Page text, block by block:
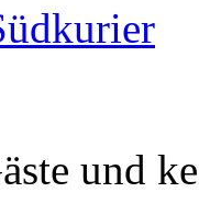
und